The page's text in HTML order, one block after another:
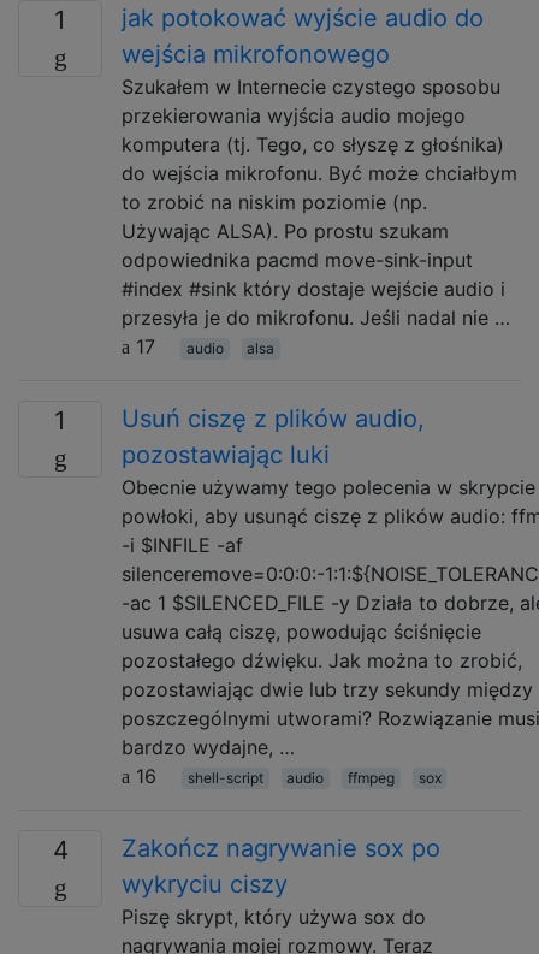
1
jak potokować wyjście audio do
wejścia mikrofonowego
Szukałem w Internecie czystego sposobu
przekierowania wyjścia audio mojego
komputera (tj. Tego, co słyszę z głośnika)
do wejścia mikrofonu. Być może chciałbym
to zrobić na niskim poziomie (np.
Używając ALSA). Po prostu szukam
odpowiednika pacmd move-sink-input
#index #sink który dostaje wejście audio i
przesyła je do mikrofonu. Jeśli nadal nie …
17
audio alsa
1
Usuń ciszę z plików audio,
pozostawiając luki
Obecnie używamy tego polecenia w skrypcie
powłoki, aby usunąć ciszę z plików audio:
-i $INFILE -af
silenceremove=0:0:0:-
-ac 1 $SILENCED_FILE -y Działa to dobrze,
usuwa całą ciszę, powodując ściśnięcie
pozostałego dźwięku. Jak można to zrobić,
pozostawiając dwie lub trzy sekundy między
poszczególnymi utworami? Rozwiązanie
bardzo wydajne, …
16
shell-script audio ffmpeg sox
4
Zakończ nagrywanie sox po
wykryciu ciszy
Piszę skrypt, który używa sox do
nagrywania mojej rozmowy. Teraz